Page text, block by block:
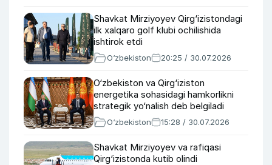
Shavkat Mirziyoyev Qirg‘izistondagi
ilk xalqaro golf klubi ochilishida
ishtirok etdi
O‘zbekiston 20:25 / 30.07.2026
O‘zbekiston va Qirg‘iziston
energetika sohasidagi hamkorlikni
strategik yo‘nalish deb belgiladi
O‘zbekiston 15:28 / 30.07.2026
Shavkat Mirziyoyev va rafiqasi
Qirg‘izistonda kutib olindi